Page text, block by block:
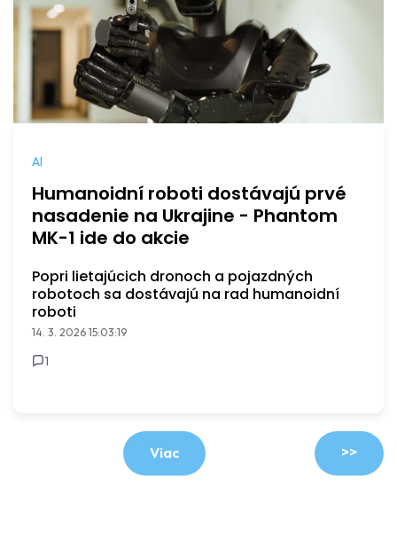
AI
Humanoidní roboti dostávajú prvé
nasadenie na Ukrajine - Phantom
MK-1 ide do akcie
Popri lietajúcich dronoch a pojazdných
robotoch sa dostávajú na rad humanoidní
roboti
14. 3. 2026 15:03:19
1
>>